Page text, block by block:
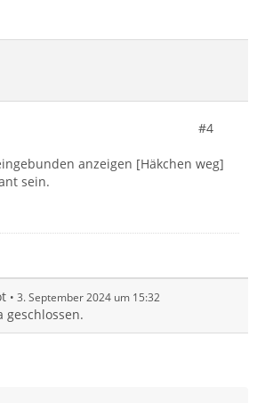
#4
anzeigen [Häkchen weg]
sein.
3. September 2024 um 15:32
geschlossen.